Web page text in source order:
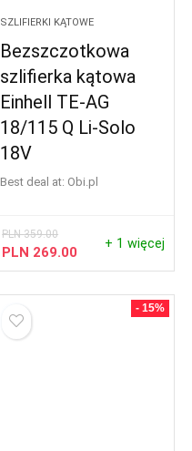
SZLIFIERKI KĄTOWE
Bezszczotkowa
szlifierka kątowa
Einhell TE-AG
18/115 Q Li-Solo
18V
Best deal at: obi.pl
PLN359.00
PLN 269.00
+ 1 więcej
- 15%